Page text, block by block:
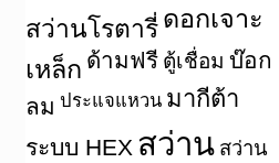
สว่านโรตารี่ ดอกเจาะ
เหล็ก ด้ามฟรี ตู้เชื่อม บ๊อก
ลม ประแจแหวน มากีต้า
ระบบ HEX สว่าน สว่าน